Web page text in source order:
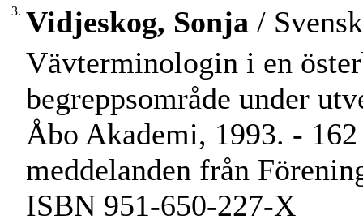
3. Vidjeskog, Sonja /
Vävterminologin i en
begreppsområde under
Åbo Akademi, 1993. -
meddelanden från
ISBN 951-650-227-X